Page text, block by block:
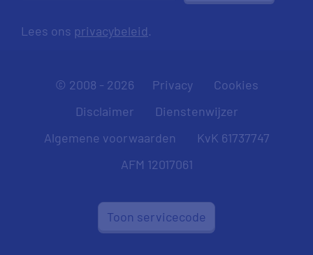
Lees ons privacybeleid.
© 2008 - 2026 Privacy
Cookies
Disclaimer
Dienstenwijzer
Algemene voorwaarden
KvK 61737747
AFM 12017061
Toon servicecode